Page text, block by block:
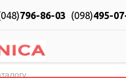
796-86-03 (098)495-